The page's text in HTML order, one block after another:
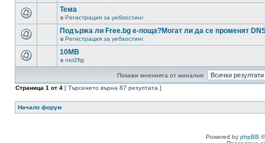
Тема
в Регистрация за уебхостинг
Подържа ли Free.bg е-поща?Могат ли да се променят
в Регистрация за уебхостинг
10MB
в net2ftp
Покажи мненията от миналия:
Страница 1 от 4 [ Търсенето върна 87 резултата ]
Начало форум
Powered by phpBB